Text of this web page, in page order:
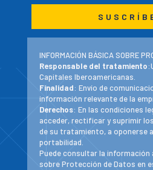
INFORMACIÓN BÁSICA SOBRE
Responsable del tratamiento
Capitales Iberoamericanas.
Finalidad: Envío de
información relevante de la
Derechos: En las condiciones
acceder, rectificar y suprimir
de su tratamiento, a oponerse
portabilidad.
Puede consultar la información
sobre Protección de Datos en